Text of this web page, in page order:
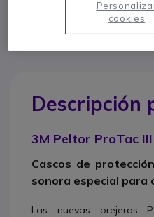
SNR=26 dB
Versión sujeción de
Ref proveedor: MT13H222A
900 80 26 26
Descripción
3M Peltor ProTac
Cascos de
sonora especial para
Las nuevas orejeras
cookies